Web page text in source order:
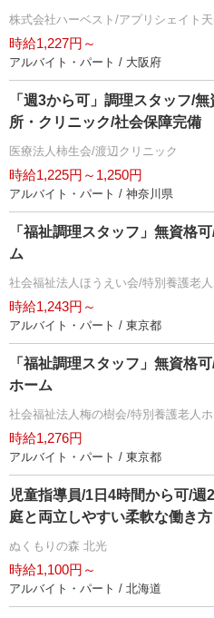
株式会社ハーベスト/アプリシェイト
時給1,227円～
アルバイト・パート / 大阪府
「週3から可」調理スタッフ/
所・クリニック/社会保障完備
医療法人柿生会/渡辺クリニック
時給1,225円～1,250円
アルバイト・パート / 神奈川県
「福祉調理スタッフ」無資格
ム
社会福祉法人ほうえい会/特別養護老
時給1,243円～
アルバイト・パート / 東京都
「福祉調理スタッフ」無資格
ホーム
社会福祉法人梅の樹会/特別養護老人
時給1,276円
アルバイト・パート / 東京都
児童指導員/1日4時間から可/
庭と両立しやすい柔軟な働き方
ぬくもりの森 北光
時給1,100円～
アルバイト・パート / 北海道